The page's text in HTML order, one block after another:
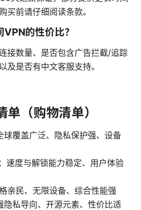
买前请仔细阅读条款。
VPN的性价比？
接数量、是否包含广告拦截/追踪
及是否有中文客服支持。
单（购物清单）
覆盖广泛、隐私保护强、设备
速度与解锁能力稳定、用户体验
亲民、无限设备、综合性能强
隐私导向、开源元素、性价比适